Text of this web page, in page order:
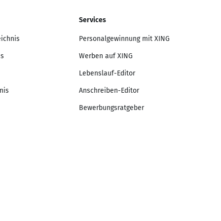
Services
Personalgewinnung mit XING
Werben auf XING
Lebenslauf-Editor
Anschreiben-Editor
Bewerbungsratgeber